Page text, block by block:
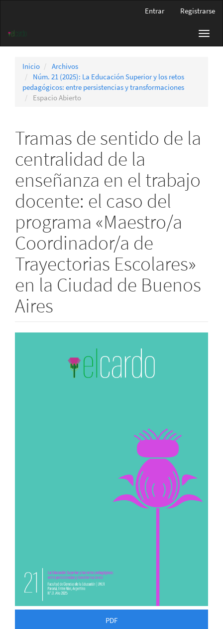
principal
Barra
Entrar Registrarse
Inicio
Archivos
Núm. 21 (2025): La Educación Superior y los retos
pedagógicos: entre persistencias y transformaciones
Espacio Abierto
Tramas de sentido de la
centralidad de la
enseñanza en el trabajo
docente: el caso del
programa «Maestro/a
Coordinador/a de
Trayectorias Escolares»
en la Ciudad de Buenos
Aires
PDF